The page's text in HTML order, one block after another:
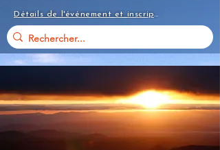
Détails de l'événement et inscription